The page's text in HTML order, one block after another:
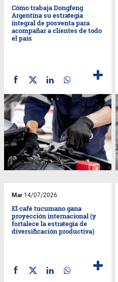
Cómo trabaja Dongfeng
Argentina su estrategia
integral de posventa para
acompañar a clientes de todo
el país
Mar14/07/2026
El café tucumano gana
proyección internacional (y
fortalece la estrategia de
diversificación productiva)